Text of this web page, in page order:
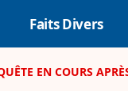
Faits Divers
EN COURS APRÈS